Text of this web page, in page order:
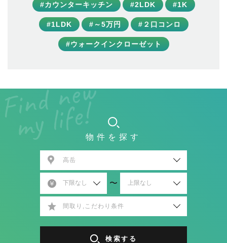
#カウンターキッチン #2LDK #1K
#1LDK #～5万円 #２口コンロ
#ウォークインクローゼット
物件を探す
高岳
〜
間取り,こだわり条件
検索する